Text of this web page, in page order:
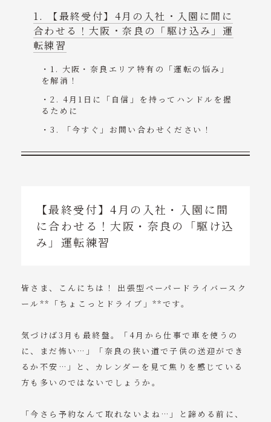
【最終受付】4月の入社・入園に間に
合わせる！大阪・奈良の「駆け込み」運
転練習
1. 大阪・奈良エリア特有の「運転の悩み」
を解消！
2. 4月1日に「自信」を持ってハンドルを握
るために
3. 「今すぐ」お問い合わせください！
【最終受付】4月の入社・入園に間
に合わせる！大阪・奈良の「駆け込
み」運転練習
皆さま、こんにちは！ 出張型ペーパードライバースク
ール**「ちょこっとドライブ」**です。
気づけば3月も最終盤。「4月から仕事で車を使うの
に、まだ怖い…」「奈良の狭い道で子供の送迎ができ
るか不安…」と、カレンダーを見て焦りを感じている
方も多いのではないでしょうか。
「今さら予約なんて取れないよね…」と諦める前に、